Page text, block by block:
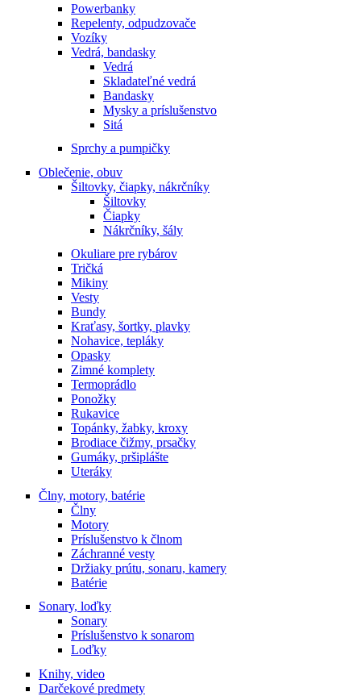
Powerbanky
Repelenty, odpudzovače
Vozíky
Vedrá, bandasky
Vedrá
Skladateľné vedrá
Bandasky
Mysky a príslušenstvo
Sitá
Sprchy a pumpičky
Oblečenie, obuv
Šiltovky, čiapky, nákrčníky
Šiltovky
Čiapky
Nákrčníky, šály
Okuliare pre rybárov
Tričká
Mikiny
Vesty
Bundy
Kraťasy, šortky, plavky
Nohavice, tepláky
Opasky
Zimné komplety
Termoprádlo
Ponožky
Rukavice
Topánky, žabky, kroxy
Brodiace čižmy, prsačky
Gumáky, pršiplášte
Uteráky
Člny, motory, batérie
Člny
Motory
Príslušenstvo k člnom
Záchranné vesty
Držiaky prútu, sonaru, kamery
Batérie
Sonary, loďky
Sonary
Príslušenstvo k sonarom
Loďky
Knihy, video
Darčekové predmety